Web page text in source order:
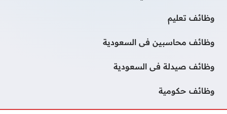
وظائف تعليم
وظائف محاسبين فى السعودية
وظائف صيدلة فى السعودية
وظائف حكومية